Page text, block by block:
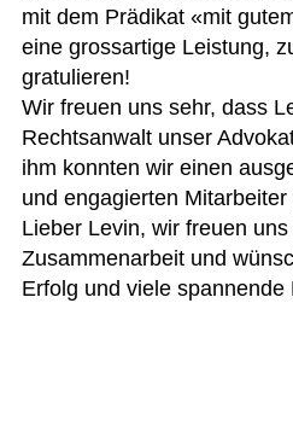
mit dem Prädikat «mit
eine grossartige Leistung,
gratulieren!
Wir freuen uns sehr, dass
Rechtsanwalt unser
ihm konnten wir einen
und engagierten Mitarbeiter
Lieber Levin, wir freuen
Zusammenarbeit und
Erfolg und viele spannende